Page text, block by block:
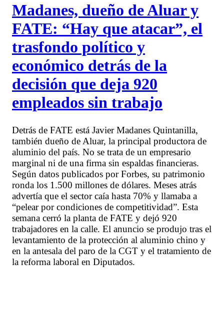
Madanes, dueño de Aluar y
FATE: “Hay que atacar”, el
trasfondo político y
económico detrás de la
decisión que deja 920
empleados sin trabajo
Detrás de FATE está Javier Madanes Quintanilla,
también dueño de Aluar, la principal productora de
aluminio del país. No se trata de un empresario
marginal ni de una firma sin espaldas financieras.
Según datos publicados por Forbes, su patrimonio
ronda los 1.500 millones de dólares. Meses atrás
advertía que el sector caía hasta 70% y llamaba a
“pelear por condiciones de competitividad”. Esta
semana cerró la planta de FATE y dejó 920
trabajadores en la calle. El anuncio se produjo tras el
levantamiento de la protección al aluminio chino y
en la antesala del paro de la CGT y el tratamiento de
la reforma laboral en Diputados.